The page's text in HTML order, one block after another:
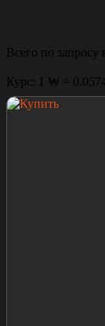
Всего по запросу
Курс: 1 ₩ =